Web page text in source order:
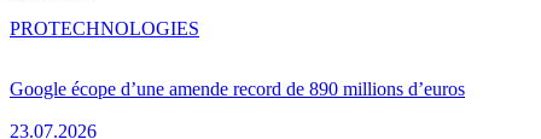
Google écope d’une amende record de 890 millions d’euros
23.07.2026
PROTECHNOLOGIES